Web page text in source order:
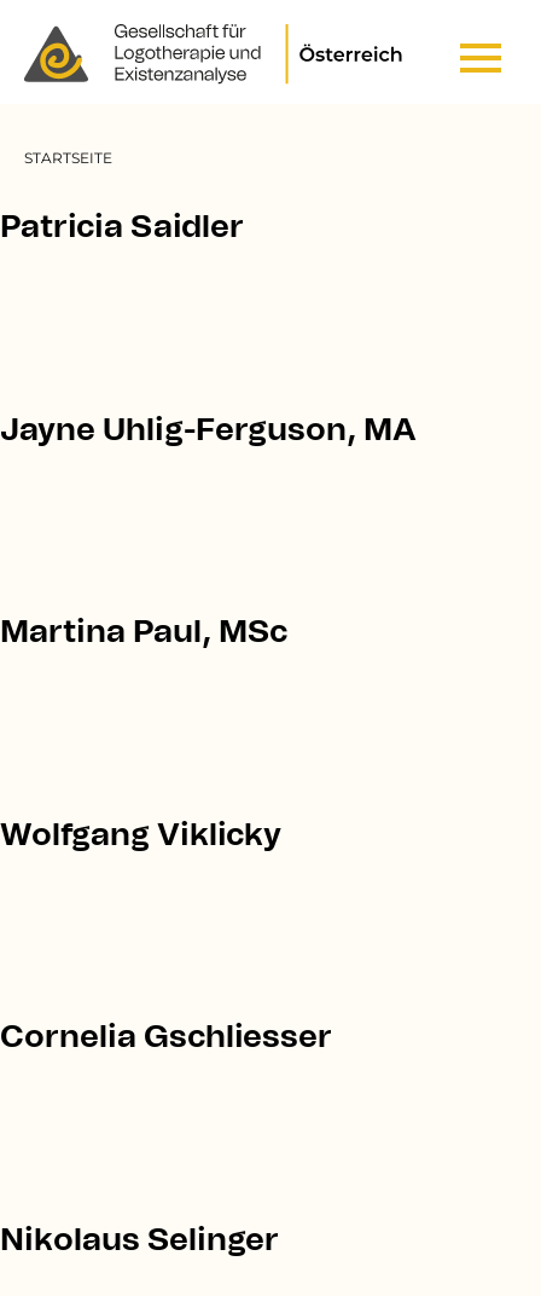
STARTSEITE
Patricia Saidler
Jayne Uhlig-Ferguson, MA
Martina Paul, MSc
Wolfgang Viklicky
Cornelia Gschliesser
Nikolaus Selinger